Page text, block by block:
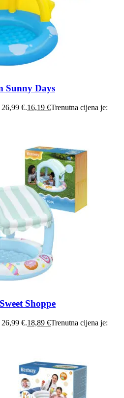
Sunny Days
€.16,19 €Trenutna cijena je:
Shoppe
€.18,89 €Trenutna cijena je: